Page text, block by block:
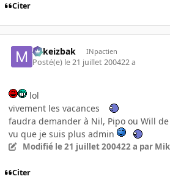
Citer
Mikeizbak INpactien
Posté(e) le 21 juillet 200422 a
lol
vivement les vacances
faudra demander à Nil, Pipo ou Will
vu que je suis plus admin
Modifié le 21 juillet 200422 a par
Citer